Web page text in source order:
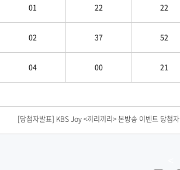
01 22 22
02 37 52
04 00 21
[당첨자발표] <노란손수건> 시청 인증 이벤트 당첨자발표